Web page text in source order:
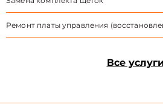
Ремонт платы управления
Все